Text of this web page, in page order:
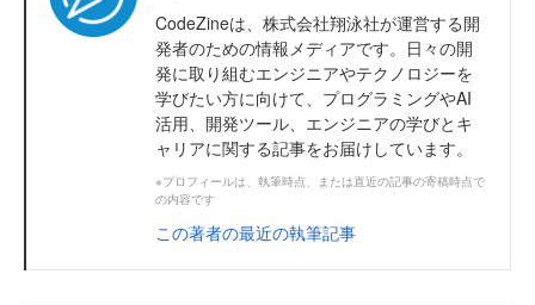
CodeZineは、株式会社翔泳社が運営する開
発者のための情報メディアです。日々の開
発に取り組むエンジニアやテクノロジーを
学びたい方に向けて、プログラミングやAI
活用、開発ツール、エンジニアの学びとキ
ャリアに関する記事をお届けしています。
※プロフィールは、執筆時点、または直近の記事の寄稿時点で
の内容です
この著者の最近の執筆記事